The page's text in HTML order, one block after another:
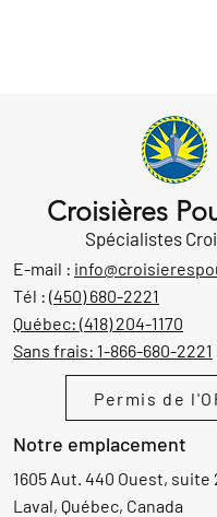
Croisières
Spécialistes
E-mail :
Tél : (450) 680-2221
Québec: (418) 204-1170
Sans frais: 1-866-680-2221
Permis de
Notre emplacement
1605 Aut. 440 Ouest, suite
Laval, Québec, Canada